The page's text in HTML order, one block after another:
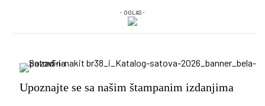
- OGLAS -
Upoznajte se sa našim štampanim izdanjima